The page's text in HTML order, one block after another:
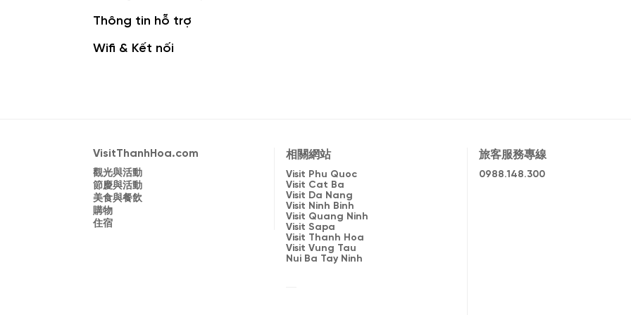
Thông tin hỗ trợ
Wifi & Kết nối
VisitThanhHoa.com
觀光與活動
節慶與活動
美食與餐飲
購物
住宿
相關網站
Visit Phu Quoc
Visit Cat Ba
Visit Da Nang
Visit Ninh Binh
Visit Quang Ninh
Visit Sapa
Visit Thanh Hoa
Visit Vung Tau
Nui Ba Tay Ninh
旅客服務專線
0988.148.300